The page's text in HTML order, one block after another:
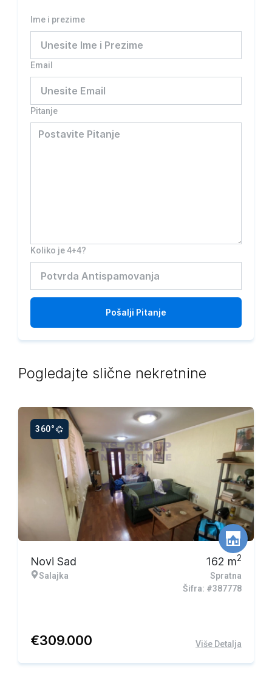
Ime i prezime
Email
Pitanje
Koliko je 4+4?
Pošalji Pitanje
Pogledajte slične nekretnine
360°
Novi Sad
Salajka
162 m2
Spratna
Šifra: #387778
€309.000 Više Detalja